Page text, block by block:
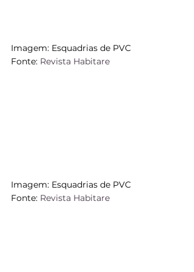
Imagem: Esquadrias de PVC
Fonte: Revista Habitare
Imagem: Esquadrias de PVC
Fonte: Revista Habitare